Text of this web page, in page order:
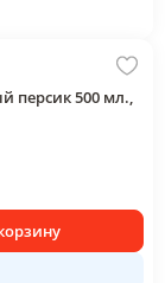
персик 500 мл.,